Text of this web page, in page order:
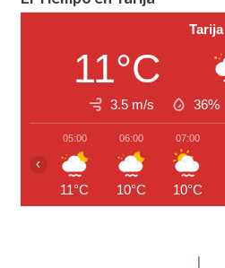
Tarija
11°C
3.5 m/s 36%
05:00
11°C
06:00
10°C
07:00
10°C
‹